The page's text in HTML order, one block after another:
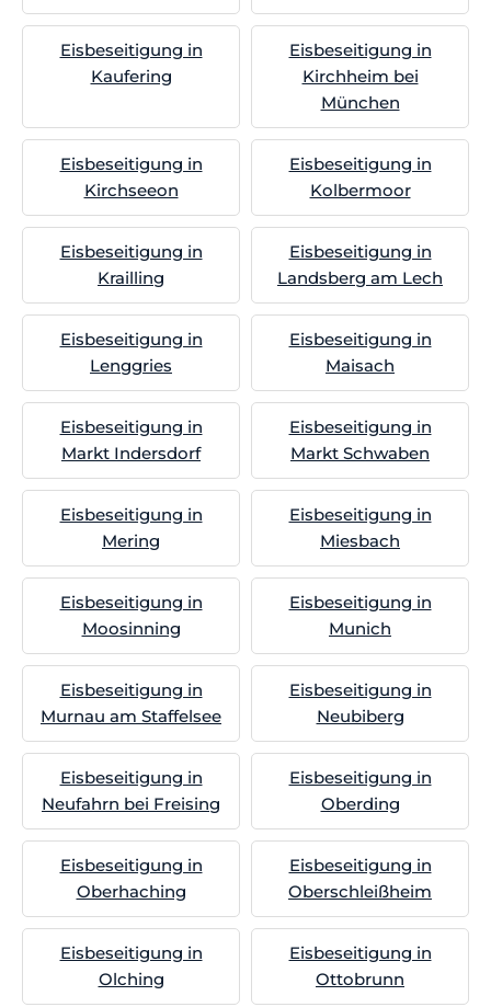
Eisbeseitigung in
Kaufering
Eisbeseitigung in
Kirchheim bei
München
Eisbeseitigung in
Kirchseeon
Eisbeseitigung in
Kolbermoor
Eisbeseitigung in
Krailling
Eisbeseitigung in
Landsberg am Lech
Eisbeseitigung in
Lenggries
Eisbeseitigung in
Maisach
Eisbeseitigung in
Markt Indersdorf
Eisbeseitigung in
Markt Schwaben
Eisbeseitigung in
Mering
Eisbeseitigung in
Miesbach
Eisbeseitigung in
Moosinning
Eisbeseitigung in
Munich
Eisbeseitigung in
Murnau am Staffelsee
Eisbeseitigung in
Neubiberg
Eisbeseitigung in
Neufahrn bei Freising
Eisbeseitigung in
Oberding
Eisbeseitigung in
Oberhaching
Eisbeseitigung in
Oberschleißheim
Eisbeseitigung in
Olching
Eisbeseitigung in
Ottobrunn